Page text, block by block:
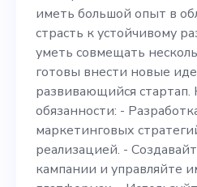
кампаниям,
комплексной
стратегии вы
важную роль
иметь большой опыт в
страсть к устойчивому
уметь совмещать
готовы внести новые
развивающийся
обязанности: -
маркетинговых
реализацией. -
кампании и управляйте